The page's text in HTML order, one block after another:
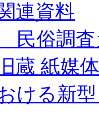
連資料
民俗調査
蔵 紙媒
ける新